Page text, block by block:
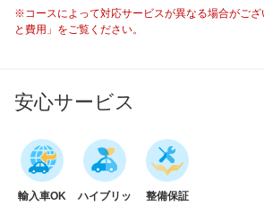
※コースによって対応サービスが異なる場合がご
と費用」をご覧ください。
安心サービス
輸入車OK
ハイブリッ
整備保証